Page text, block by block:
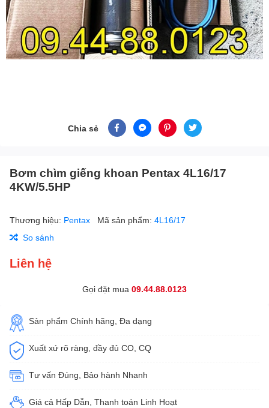
Chia sẻ
Bơm chìm giếng khoan Pentax 4L16/17
4KW/5.5HP
Thương hiệu: Pentax Mã sản phẩm: 4L16/17
So sánh
Liên hệ
Gọi đặt mua 09.44.88.0123
Sản phẩm Chính hãng, Đa dạng
Xuất xứ rõ ràng, đầy đủ CO, CQ
Tư vấn Đúng, Bảo hành Nhanh
Giá cả Hấp Dẫn, Thanh toán Linh Hoạt